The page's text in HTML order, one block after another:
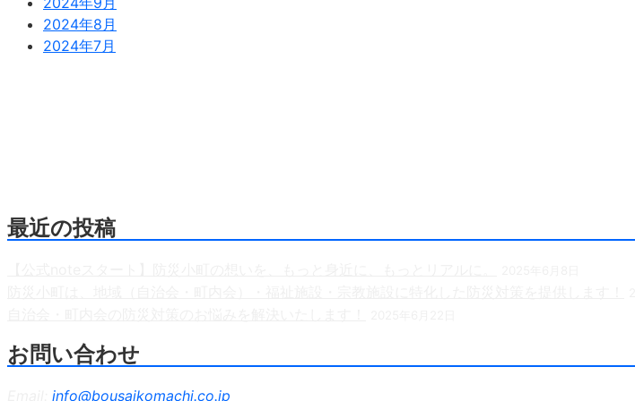
2024年8月
2024年7月
最近の投稿
お問い合わせ
info@bousaikomachi.co.jp